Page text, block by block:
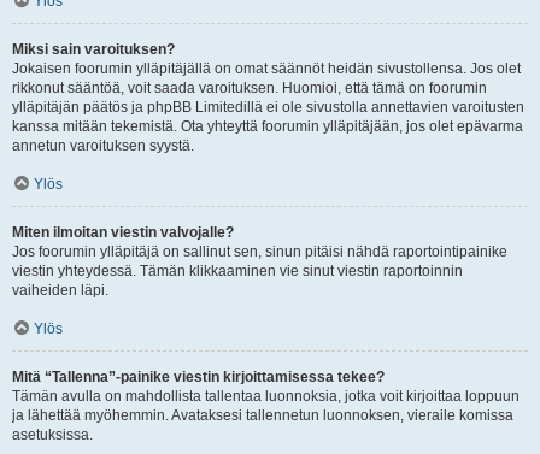
Miksi sain varoituksen?
Jokaisen foorumin ylläpitäjällä on omat säännöt heidän sivustollensa. Jos olet
rikkonut sääntöä, voit saada varoituksen. Huomioi, että tämä on foorumin
ylläpitäjän päätös ja phpBB Limitedillä ei ole sivustolla annettavien varoitusten
kanssa mitään tekemistä. Ota yhteyttä foorumin ylläpitäjään, jos olet epävarma
annetun varoituksen syystä.
Ylös
Miten ilmoitan viestin valvojalle?
Jos foorumin ylläpitäjä on sallinut sen, sinun pitäisi nähdä raportointipainike
viestin yhteydessä. Tämän klikkaaminen vie sinut viestin raportoinnin
vaiheiden läpi.
Ylös
Mitä “Tallenna”-painike viestin kirjoittamisessa tekee?
Tämän avulla on mahdollista tallentaa luonnoksia, jotka voit kirjoittaa loppuun
ja lähettää myöhemmin. Avataksesi tallennetun luonnoksen, vieraile komissa
asetuksissa.